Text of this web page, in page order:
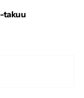
takuu